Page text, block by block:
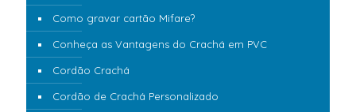
Como gravar cartão Mifare?
Conheça as Vantagens do Crachá em PVC
Cordão Crachá
Cordão de Crachá Personalizado